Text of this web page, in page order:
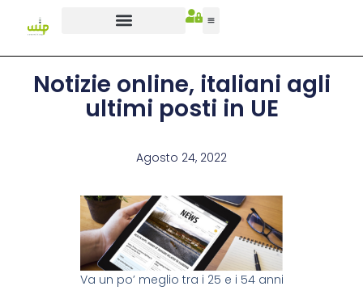
Notizie online, italiani agli
ultimi posti in UE
Agosto 24, 2022
Va un po’ meglio tra i 25 e i 54 anni